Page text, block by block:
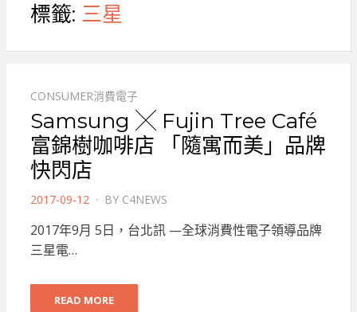
標籤: 三星
CONSUMER消費電子
Samsung ╳ Fujin Tree Café
富錦樹咖啡店 「隨寓而美」品牌
快閃店
POSTED
2017-09-12 BY C4NEWS
2017年9月 5日，台北訊 —全球消費性電子領導品牌
三星電…
READ MORE